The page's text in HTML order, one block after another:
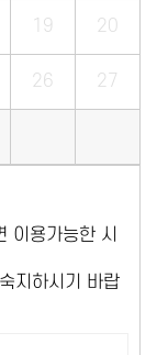
19 20
26 27
이용가능한 시
지하시기 바랍